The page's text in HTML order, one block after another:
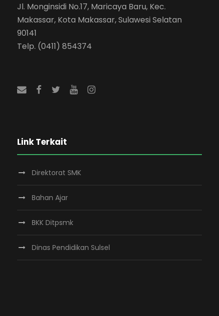
Jl. Monginsidi No.17, Maricaya Baru, Kec.
Makassar, Kota Makassar, Sulawesi Selatan
90141
Telp. (0411) 854374
Link Terkait
Direktorat SMK
Bahan Ajar
BKK Ditpsmk
Dinas Pendidikan Sulsel